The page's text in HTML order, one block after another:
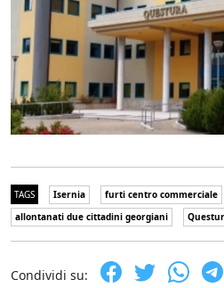
TAGS Isernia
furti centro commerciale
allontanati due cittadini georgiani
Condividi su: